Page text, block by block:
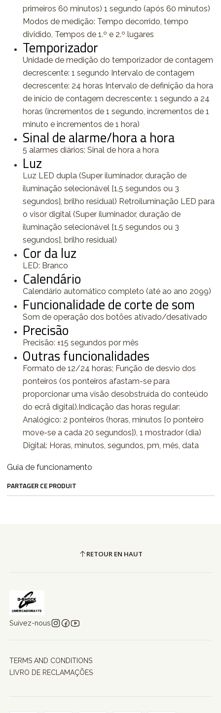
primeiros 60 minutos) 1 segundo (após 60 minutos)
Modos de medição: Tempo decorrido, tempo
dividido, Tempos de 1.º e 2.º lugares
Temporizador
Unidade de medição do temporizador de contagem
decrescente: 1 segundo Intervalo de contagem
decrescente: 24 horas Intervalo de definição da hora
de início de contagem decrescente: 1 segundo a 24
horas (incrementos de 1 segundo, incrementos de 1
minuto e incrementos de 1 hora)
Sinal de alarme/hora a hora
5 alarmes diários; Sinal de hora a hora
Luz
Luz LED dupla (Super iluminador, duração de
iluminação selecionável [1,5 segundos ou 3
segundos], brilho residual) Retroiluminação LED para
o visor digital (Super iluminador, duração de
iluminação selecionável [1,5 segundos ou 3
segundos], brilho residual)
Cor da luz
LED: Branco
Calendário
Calendário automático completo (até ao ano 2099)
Funcionalidade de corte de som
Som de operação dos botões ativado/desativado
Precisão
Precisão: ±15 segundos por mês
Outras funcionalidades
Formato de 12/24 horas; Função de desvio dos
ponteiros (os ponteiros afastam-se para
proporcionar uma visão desobstruída do conteúdo
do ecrã digital).Indicação das horas regular:
Analógico: 2 ponteiros (horas, minutos [o ponteiro
move-se a cada 20 segundos]), 1 mostrador (dia)
Digital: Horas, minutos, segundos, pm, mês, data
Guia de funcionamento
PARTAGER CE PRODUIT
RETOUR EN HAUT
Suivez-nous
TERMS AND CONDITIONS
LIVRO DE RECLAMAÇÕES